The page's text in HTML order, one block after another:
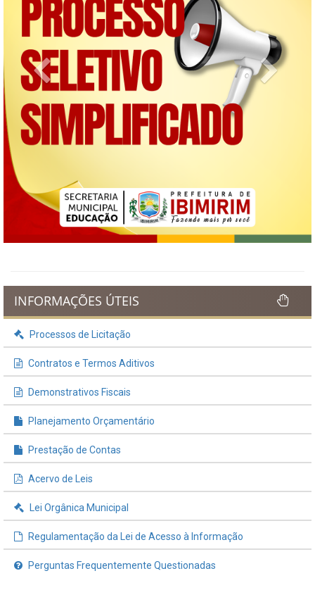
Previous Next
INFORMAÇÕES ÚTEIS
Processos de Licitação
Contratos e Termos Aditivos
Demonstrativos Fiscais
Planejamento Orçamentário
Prestação de Contas
Acervo de Leis
Lei Orgânica Municipal
Regulamentação da Lei de Acesso à Informação
Perguntas Frequentemente Questionadas